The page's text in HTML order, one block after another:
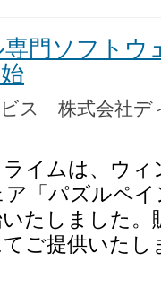
門ソフトウ
ビス 株式会社
イムは、ウ
「パズルペ
いたしました
ご提供いたし